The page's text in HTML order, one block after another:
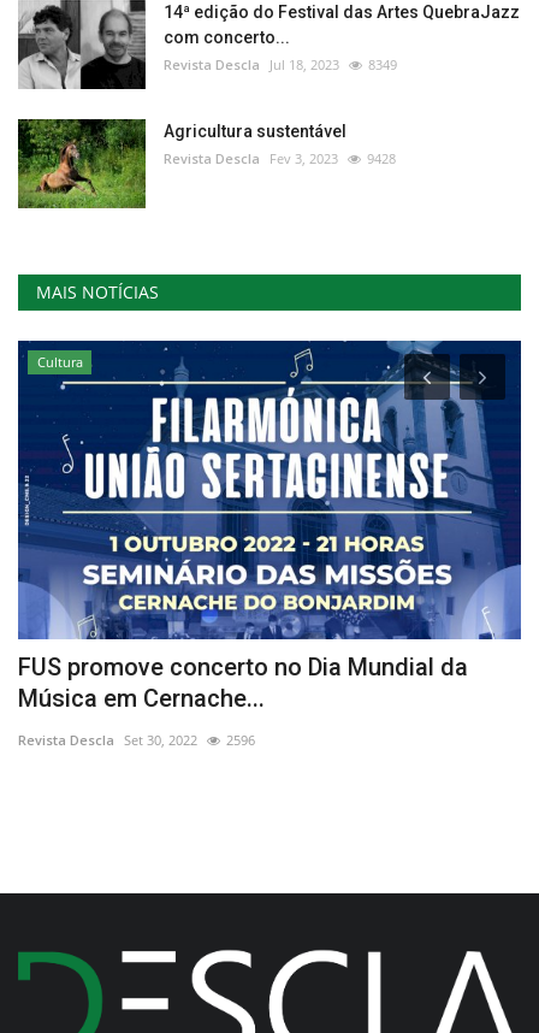
14ª edição do Festival das Artes QuebraJazz
com concerto...
Revista Descla Jul 18, 2023 8349
Agricultura sustentável
Revista Descla Fev 3, 2023 9428
MAIS NOTÍCIAS
Cultura
FUS promove concerto no Dia Mundial da
Música em Cernache...
Revista Descla Set 30, 2022 2596